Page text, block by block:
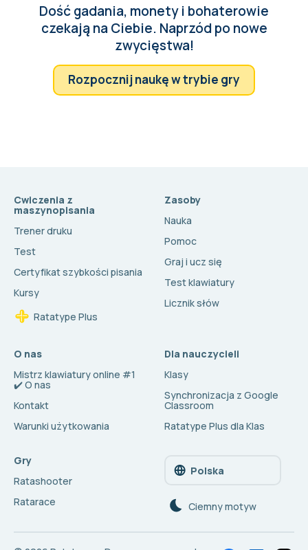
Dość gadania, monety i bohaterowie
czekają na Ciebie. Naprzód po nowe
zwycięstwa!
Rozpocznij naukę w trybie gry
Cwiczenia z
maszynopisania
Trener druku
Test
Certyfikat szybkości pisania
Kursy
Ratatype Plus
Zasoby
Nauka
Pomoc
Graj i ucz się
Test klawiatury
Licznik słów
O nas
Mistrz klawiatury online #1
✔️ O nas
Kontakt
Warunki użytkowania
Dla nauczycieli
Klasy
Synchronizacja z Google
Classroom
Ratatype Plus dla Klas
Gry
Ratashooter
Ratarace
Polska
Сiemny motyw